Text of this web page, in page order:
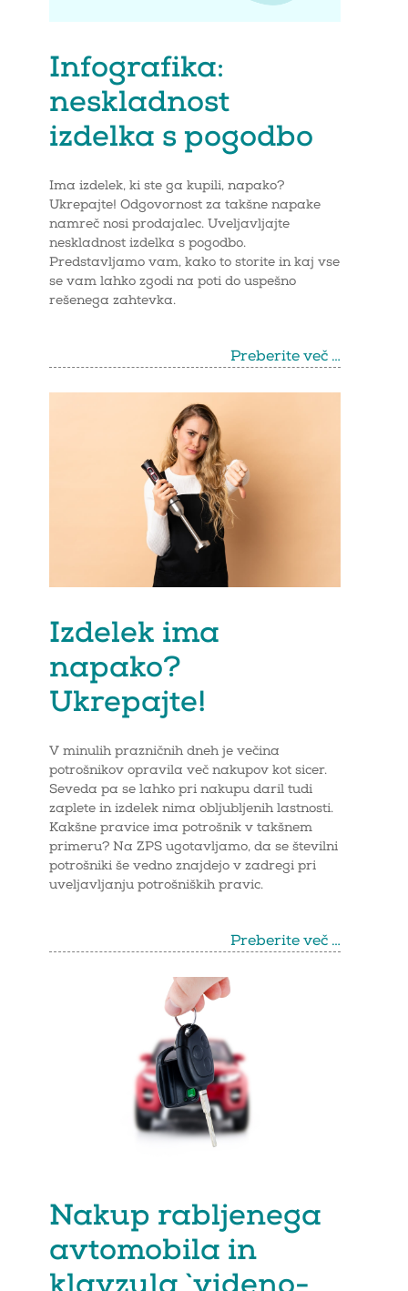
Infografika:
neskladnost
izdelka s pogodbo
Ima izdelek, ki ste ga kupili, napako?
Ukrepajte! Odgovornost za takšne napake
namreč nosi prodajalec. Uveljavljajte
neskladnost izdelka s pogodbo.
Predstavljamo vam, kako to storite in kaj vse
se vam lahko zgodi na poti do uspešno
rešenega zahtevka.
Preberite več …
Izdelek ima
napako?
Ukrepajte!
V minulih prazničnih dneh je večina
potrošnikov opravila več nakupov kot sicer.
Seveda pa se lahko pri nakupu daril tudi
zaplete in izdelek nima obljubljenih lastnosti.
Kakšne pravice ima potrošnik v takšnem
primeru? Na ZPS ugotavljamo, da se številni
potrošniki še vedno znajdejo v zadregi pri
uveljavljanju potrošniških pravic.
Preberite več …
Nakup rabljenega
avtomobila in